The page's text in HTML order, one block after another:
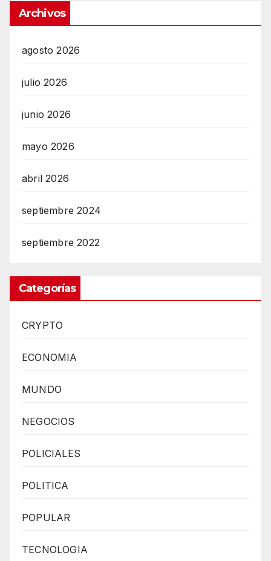
Archivos
agosto 2026
julio 2026
junio 2026
mayo 2026
abril 2026
septiembre 2024
septiembre 2022
Categorías
CRYPTO
ECONOMIA
MUNDO
NEGOCIOS
POLICIALES
POLITICA
POPULAR
TECNOLOGIA